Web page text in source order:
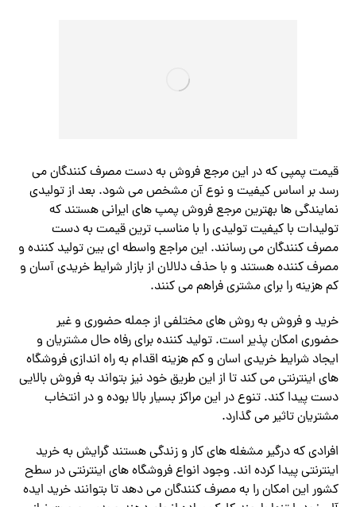
قیمت پمپی که در این مرجع فروش به دست مصرف کنندگان می
رسد بر اساس کیفیت و نوع آن مشخص می شود. بعد از تولیدی
نمایندگی ها بهترین مرجع فروش پمپ های ایرانی هستند که
تولیدات با کیفیت تولیدی را با مناسب ترین قیمت به دست
مصرف کنندگان می رسانند. این مراجع واسطه ای بین تولید کننده و
مصرف کننده هستند و با حذف دلالان از بازار شرایط خریدی آسان و
کم هزینه را برای مشتری فراهم می کنند.
خرید و فروش به روش های مختلفی از جمله حضوری و غیر
حضوری امکان پذیر است. تولید کننده برای رفاه حال مشتریان و
ایجاد شرایط خریدی اسان و کم هزینه اقدام به راه اندازی فروشگاه
های اینترنتی می کند تا از این طریق خود نیز بتواند به فروش بالایی
دست پیدا کند. تنوع در این مراکز بسیار بالا بوده و در انتخاب
مشتریان تاثیر می گذارد.
افرادی که درگیر مشغله های کار و زندگی هستند گرایش به خرید
اینترنتی پیدا کرده اند. وجود انواع فروشگاه های اینترنتی در سطح
کشور این امکان را به مصرف کنندگان می دهد تا بتوانند خرید ایده